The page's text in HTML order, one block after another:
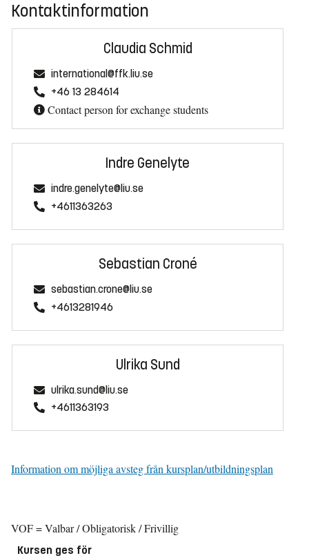
Kontaktinformation
Claudia Schmid
international@ffk.liu.se
+46 13 284614
Contact person for exchange students
Indre Genelyte
indre.genelyte@liu.se
+4611363263
Sebastian Croné
sebastian.crone@liu.se
+4613281946
Ulrika Sund
ulrika.sund@liu.se
+4611363193
Information om möjliga avsteg från kursplan/utbildningsplan
VOF = Valbar / Obligatorisk / Frivillig
Kursen ges för